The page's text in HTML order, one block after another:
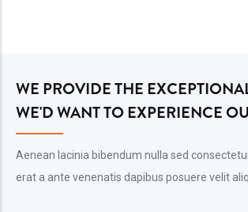
WE PROVIDE THE
WE'D WANT TO EXPERIENCE
Aenean lacinia bibendum nulla sed
erat a ante venenatis dapibus posuere velit